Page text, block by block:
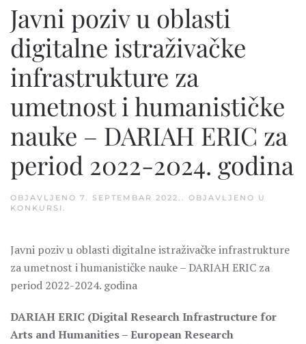
Javni poziv u oblasti
digitalne istraživačke
infrastrukture za
umetnost i humanističke
nauke – DARIAH ERIC za
period 2022-2024. godina
OBJAVLJENO 7. SEPTEMBAR 2022. . OBJAVLJENO U
KONKURSI .
Javni poziv u oblasti digitalne istraživačke infrastrukture
za umetnost i humanističke nauke – DARIAH ERIC za
period 2022-2024. godina
DARIAH ERIC (Digital Research Infrastructure for
Arts and Humanities – European Research